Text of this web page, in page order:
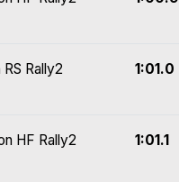
Rally2
1:01.0
HF Rally2
1:01.1